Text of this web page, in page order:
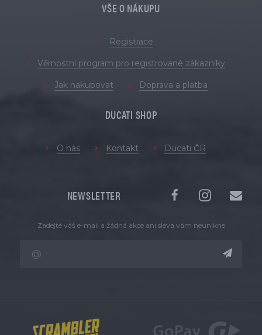
VŠE O NÁKUPU
Registrace
Věrnostní program pro registrované zákazníky
Jak nakupovat Doprava a platba
DUCATI SHOP
O nás Kontakt Ducati ČR
NEWSLETTER
Zadejte váš e-mail a žádná akce ani sleva vám neunikne